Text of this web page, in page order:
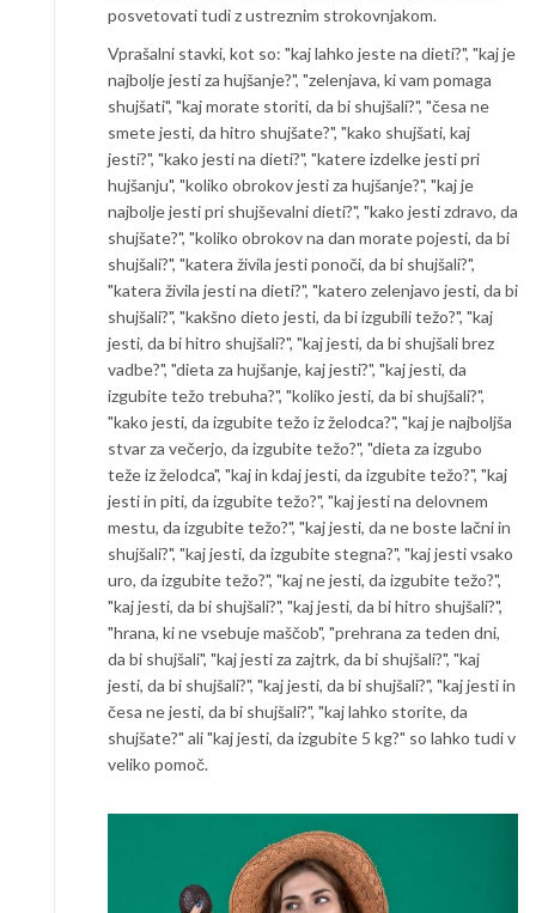
posvetovati tudi z ustreznim strokovnjakom.
Vprašalni stavki, kot so: "kaj lahko jeste na dieti?", "kaj je
najbolje jesti za hujšanje?", "zelenjava, ki vam pomaga
shujšati", "kaj morate storiti, da bi shujšali?", "česa ne
smete jesti, da hitro shujšate?", "kako shujšati, kaj
jesti?", "kako jesti na dieti?", "katere izdelke jesti pri
hujšanju", "koliko obrokov jesti za hujšanje?", "kaj je
najbolje jesti pri shujševalni dieti?", "kako jesti zdravo, da
shujšate?", "koliko obrokov na dan morate pojesti, da bi
shujšali?", "katera živila jesti ponoči, da bi shujšali?",
"katera živila jesti na dieti?", "katero zelenjavo jesti, da bi
shujšali?", "kakšno dieto jesti, da bi izgubili težo?", "kaj
jesti, da bi hitro shujšali?", "kaj jesti, da bi shujšali brez
vadbe?", "dieta za hujšanje, kaj jesti?", "kaj jesti, da
izgubite težo trebuha?", "koliko jesti, da bi shujšali?",
"kako jesti, da izgubite težo iz želodca?", "kaj je najboljša
stvar za večerjo, da izgubite težo?", "dieta za izgubo
teže iz želodca", "kaj in kdaj jesti, da izgubite težo?", "kaj
jesti in piti, da izgubite težo?", "kaj jesti na delovnem
mestu, da izgubite težo?", "kaj jesti, da ne boste lačni in
shujšali?", "kaj jesti, da izgubite stegna?", "kaj jesti vsako
uro, da izgubite težo?", "kaj ne jesti, da izgubite težo?",
"kaj jesti, da bi shujšali?", "kaj jesti, da bi hitro shujšali?",
"hrana, ki ne vsebuje maščob", "prehrana za teden dni,
da bi shujšali", "kaj jesti za zajtrk, da bi shujšali?", "kaj
jesti, da bi shujšali?", "kaj jesti, da bi shujšali?", "kaj jesti in
česa ne jesti, da bi shujšali?", "kaj lahko storite, da
shujšate?" ali "kaj jesti, da izgubite 5 kg?" so lahko tudi v
veliko pomoč.